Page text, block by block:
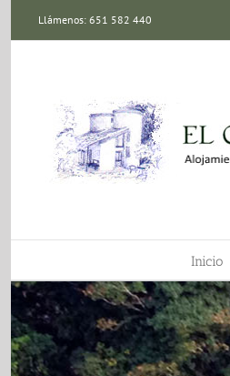
Llámenos: 651 582 440
Inicio